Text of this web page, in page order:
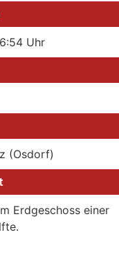
Uhr
(Osdorf)
Erdgeschoss einer